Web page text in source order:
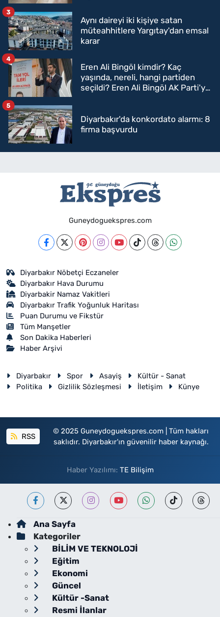
Aynı daireyi iki kişiye satan
müteahhitlere Yargıtay'dan emsal
karar
3
Eren Ali Bingöl kimdir? Kaç
yaşında, nereli, hangi partiden
seçildi? Eren Ali Bingöl AK Parti'ye
4
Diyarbakır'da konkordato alarmı: 8
firma başvurdu
5
Guneydoguekspres.com
Diyarbakır Nöbetçi Eczaneler
Diyarbakır Hava Durumu
Diyarbakir Namaz Vakitleri
Diyarbakır Trafik Yoğunluk Haritası
Puan Durumu ve Fikstür
Tüm Manşetler
Son Dakika Haberleri
Haber Arşivi
Diyarbakır Spor Asayiş
Kültür - Sanat
Politika
Gizlilik Sözleşmesi İletişim Künye
RSS
© 2025 Guneydoguekspres.com | Tüm hakları
saklıdır. Diyarbakır'ın güvenilir haber kaynağı.
Haber Yazılımı: TE Bilişim
Ana Sayfa
Kategoriler
BİLİM VE TEKNOLOJİ
Eğitim
Ekonomi
Güncel
Kültür -Sanat
Resmi İlanlar